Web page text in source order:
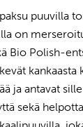
puuvilla
on
Bio Polish-
kankaasta
ja antavat
sekä